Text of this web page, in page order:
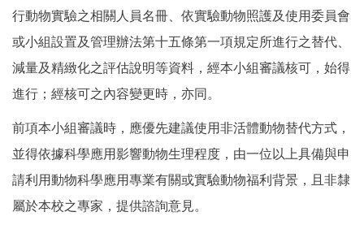
行動物實驗之相關人員名冊、依實驗動物照護及使用委員會
或小組設置及管理辦法第十五條第一項規定所進行之替代、
減量及精緻化之評估說明等資料，經本小組審議核可，始得
進行；經核可之內容變更時，亦同。
前項本小組審議時，應優先建議使用非活體動物替代方式，
並得依據科學應用影響動物生理程度，由一位以上具備與申
請利用動物科學應用專業有關或實驗動物福利背景，且非隸
屬於本校之專家，提供諮詢意見。